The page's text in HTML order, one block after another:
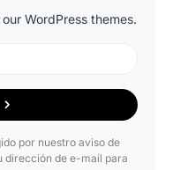
WordPress themes.
por nuestro aviso de
dirección de e-mail para